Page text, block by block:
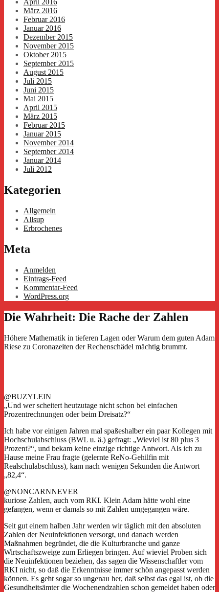
April 2016
März 2016
Februar 2016
Januar 2016
Dezember 2015
November 2015
Oktober 2015
September 2015
August 2015
Juli 2015
Juni 2015
Mai 2015
April 2015
März 2015
Februar 2015
Januar 2015
November 2014
September 2014
Januar 2014
Juli 2012
Kategorien
Allgemein
Allsup
Erbrochenes
Meta
Anmelden
Eintrags-Feed
Kommentar-Feed
WordPress.org
Die Wahrheit: Die Rache der Zahlen
Höhere Mathematik in tieferen Lagen oder Warum dem guten Adam
Riese zu Coronazeiten der Rechenschädel mächtig brummt.
@BUZYLEIN
„Und wer scheitert heutzutage nicht schon bei einfachen
Prozentrechnungen oder beim Dreisatz?“
Ich habe vor einigen Jahren mal spaßeshalber ein paar Kollegen mit
Hochschulabschluss (BWL u. ä.) gefragt: „Wieviel ist 80 plus 3
Prozent?“, und bekam keine einzige richtige Antwort. Als ich zu
Hause meine Frau fragte (gelernte ReNo-Gehilfin mit
Realschulabschluss), kam nach wenigen Sekunden die Antwort
„82,4“.
@NONCARNNEVER
kuriose Zahlen, auch vom RKI. Klein Adam hätte wohl eine
gefangen, wenn er damals so mit Zahlen umgegangen wäre.
Seit gut einem halben Jahr werden wir täglich mit den absoluten
Zahlen der Neuinfektionen versorgt, und danach werden
Maßnahmen begründet, die die Kulturbranche und ganze
Wirtschaftszweige zum Erliegen bringen. Auf wieviel Proben sich
die Neuinfektionen beziehen, das sagen die Wissenschaftler vom
RKI nicht, so daß die Erkenntnisse immer schön angepasst werden
können. Es geht sogar so ungenau her, daß selbst das egal ist, ob die
Gesundheitsämter die Wochenendzahlen schon gemeldet haben oder